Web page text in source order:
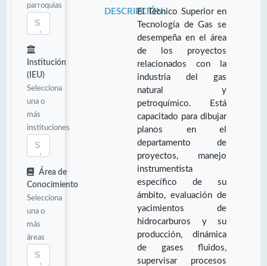
parroquias
Institución
(IEU)
Selecciona
una o
más
instituciones
Área de
Conocimiento
Selecciona
una o
más
áreas
DESCRIPCIÓN:El Técnico Superior en
Tecnología de Gas se
desempeña en el área
de los proyectos
relacionados con la
industria del gas
natural y
petroquímico. Está
capacitado para dibujar
planos en el
departamento de
proyectos, manejo
instrumentista
específico de su
ámbito, evaluación de
yacimientos de
hidrocarburos y su
producción, dinámica
de gases fluidos,
supervisar procesos